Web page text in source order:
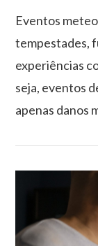
Eventos
tempestades,
experiências
seja, eventos
apenas danos